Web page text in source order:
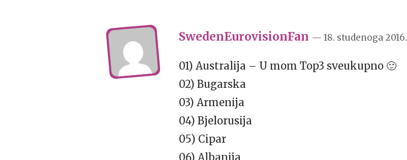
SwedenEurovisionFan — 18. studenoga 2016.
01) Australija – U mom Top3 sveukupno 🙂
02) Bugarska
03) Armenija
04) Bjelorusija
05) Cipar
06) Albanija